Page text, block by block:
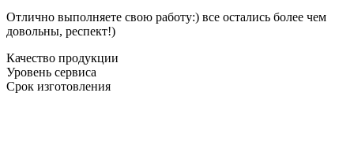
Отлично выполняете свою работу:) все остались более чем
довольны, респект!)
Качество продукции
Уровень сервиса
Срок изготовления